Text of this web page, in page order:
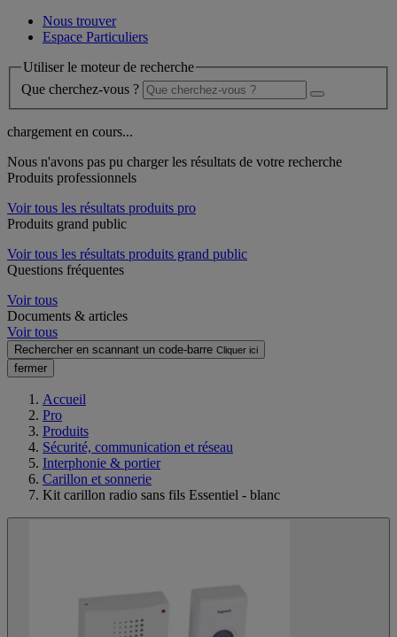
Nous trouver
Espace Particuliers
Utiliser le moteur de recherche
Que cherchez-vous ?
chargement en cours...
Nous n'avons pas pu charger les résultats de votre recherche
Produits professionnels
Voir tous les résultats produits pro
Produits grand public
Voir tous les résultats produits grand public
Questions fréquentes
Voir tous
Documents & articles
Voir tous
Rechercher en scannant un code-barre Cliquer ici
fermer
Accueil
Pro
Produits
Sécurité, communication et réseau
Interphonie & portier
Carillon et sonnerie
Kit carillon radio sans fils Essentiel - blanc